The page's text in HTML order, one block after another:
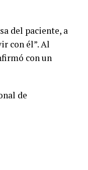
del paciente, a
con él”. Al
con un
de